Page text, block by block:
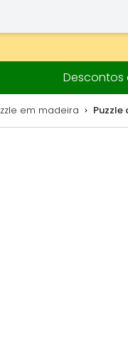
€.
e decorações.
em madeira Puzzle